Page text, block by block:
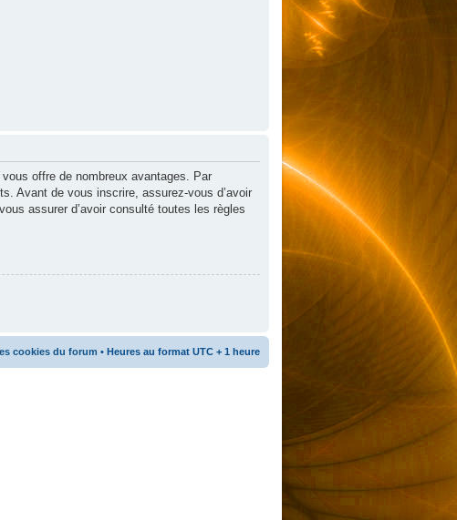
offre de nombreux avantages. Par
Avant de vous inscrire, assurez-vous d’avoir
assurer d’avoir consulté toutes les règles
cookies du forum • Heures au format UTC + 1 heure